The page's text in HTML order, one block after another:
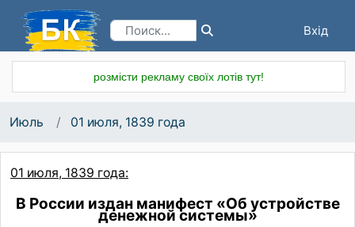
Вхід
розмісти рекламу своїх лотів тут!
Июль 01 июля, 1839 года
01 июля, 1839 года:
В России издан манифест «Об устройстве
денежной системы»